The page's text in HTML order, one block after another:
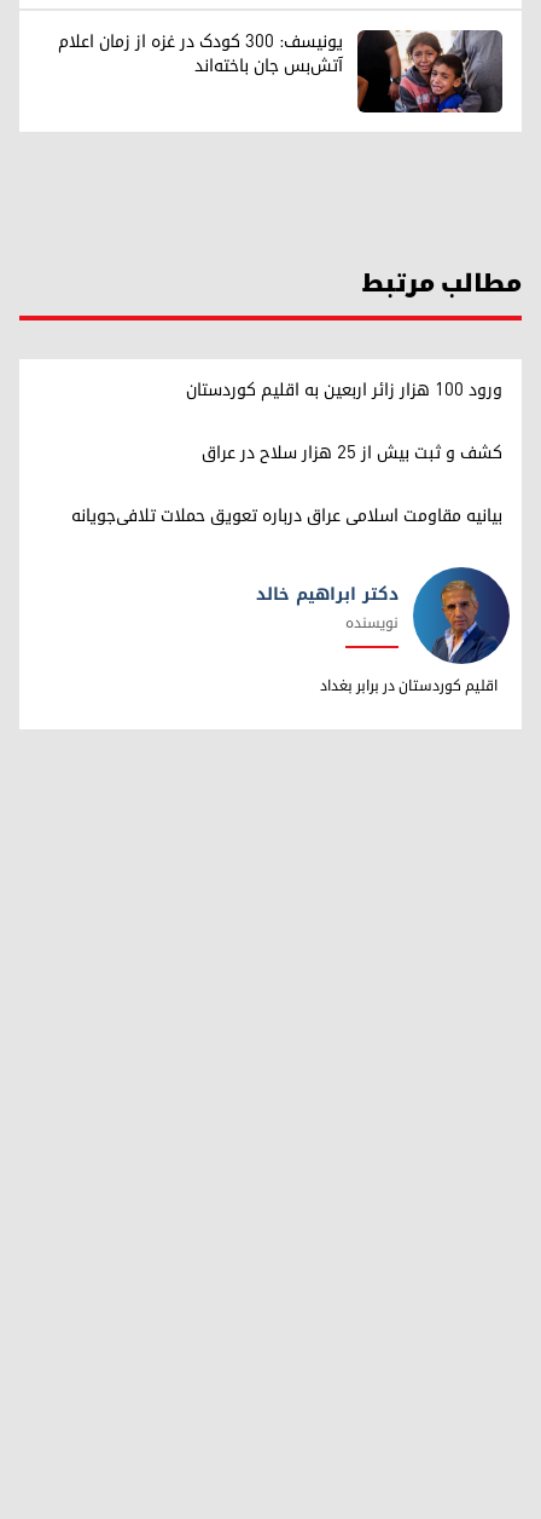
یونیسف: ۳۰۰ کودک در غزه از زمان اعلام
آتش‌بس جان باخته‌اند
مطالب مرتبط
ورود ۱۰۰ هزار زائر اربعین به اقلیم کوردستان
کشف و ثبت بیش از ۲۵ هزار سلاح در عراق
بیانیه مقاومت اسلامی عراق درباره تعویق حملات تلافی‌جویانه
دکتر ابراهیم خالد
دکتر ابراهیم خالد
نویسنده
اقلیم کوردستان در برابر بغداد